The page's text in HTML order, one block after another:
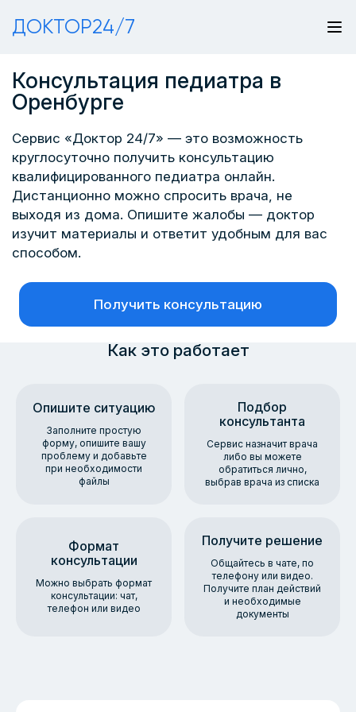
ДОКТОР24/7
Консультация педиатра в
Оренбурге
Сервис «Доктор 24/7» — это возможность
круглосуточно получить консультацию
квалифицированного педиатра онлайн.
Дистанционно можно спросить врача, не
выходя из дома. Опишите жалобы — доктор
изучит материалы и ответит удобным для вас
способом.
Получить консультацию
Как это работает
Опишите ситуацию
Заполните простую
форму, опишите вашу
проблему и добавьте
при необходимости
файлы
Подбор
консультанта
Сервис назначит врача
либо вы можете
обратиться лично,
выбрав врача из списка
Формат
консультации
Можно выбрать формат
консультации: чат,
телефон или видео
Получите решение
Общайтесь в чате, по
телефону или видео.
Получите план действий
и необходимые
документы